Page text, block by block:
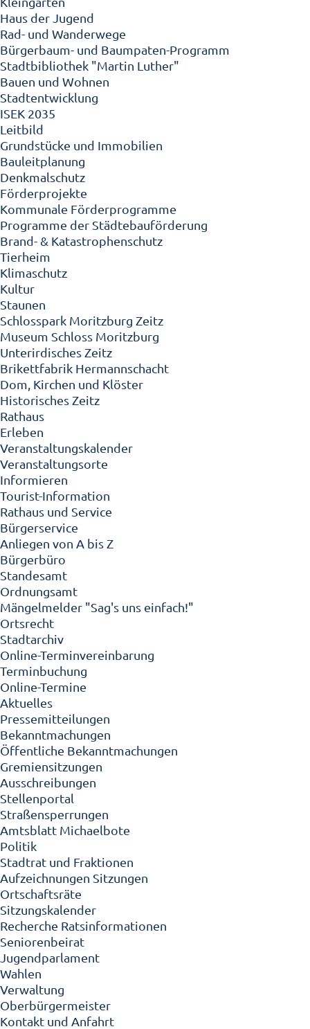
Haus der Jugend
Rad- und Wanderwege
Bürgerbaum- und Baumpaten-Programm
Stadtbibliothek "Martin Luther"
Bauen und Wohnen
Stadtentwicklung
ISEK 2035
Leitbild
Grundstücke und Immobilien
Bauleitplanung
Denkmalschutz
Förderprojekte
Kommunale Förderprogramme
Programme der Städtebauförderung
Brand- & Katastrophenschutz
Tierheim
Klimaschutz
Kultur
Staunen
Schlosspark Moritzburg Zeitz
Museum Schloss Moritzburg
Unterirdisches Zeitz
Brikettfabrik Hermannschacht
Dom, Kirchen und Klöster
Historisches Zeitz
Rathaus
Erleben
Veranstaltungskalender
Veranstaltungsorte
Informieren
Tourist-Information
Rathaus und Service
Bürgerservice
Anliegen von A bis Z
Bürgerbüro
Standesamt
Ordnungsamt
Mängelmelder "Sag's uns einfach!"
Ortsrecht
Stadtarchiv
Online-Terminvereinbarung
Terminbuchung
Online-Termine
Aktuelles
Pressemitteilungen
Bekanntmachungen
Öffentliche Bekanntmachungen
Gremiensitzungen
Ausschreibungen
Stellenportal
Straßensperrungen
Amtsblatt Michaelbote
Politik
Stadtrat und Fraktionen
Aufzeichnungen Sitzungen
Ortschaftsräte
Sitzungskalender
Recherche Ratsinformationen
Seniorenbeirat
Jugendparlament
Wahlen
Verwaltung
Oberbürgermeister
Kontakt und Anfahrt